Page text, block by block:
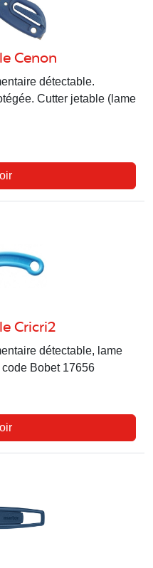
Cenon
détectable.
Cutter jetable (lame
Cricri2
détectable, lame
Bobet 17656